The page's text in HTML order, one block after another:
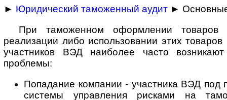
► Юридический таможенный аудит ►
При таможенном оформлении
реализации либо использовании этих
участников ВЭД наиболее часто
проблемы:
Попадание компании - участника ВЭД под
системы управления рисками на